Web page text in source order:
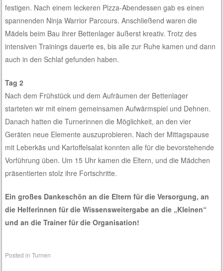
festigen. Nach einem leckeren Pizza-Abendessen gab es einen
spannenden Ninja Warrior Parcours. Anschließend waren die
Mädels beim Bau ihrer Bettenlager äußerst kreativ. Trotz des
intensiven Trainings dauerte es, bis alle zur Ruhe kamen und dann
auch in den Schlaf gefunden haben.
Tag 2
Nach dem Frühstück und dem Aufräumen der Bettenlager
starteten wir mit einem gemeinsamen Aufwärmspiel und Dehnen.
Danach hatten die Turnerinnen die Möglichkeit, an den vier
Geräten neue Elemente auszuprobieren. Nach der Mittagspause
mit Leberkäs und Kartoffelsalat konnten alle für die bevorstehende
Vorführung üben. Um 15 Uhr kamen die Eltern, und die Mädchen
präsentierten stolz ihre Fortschritte.
Ein großes Dankeschön an die Eltern für die Versorgung, an
die Helferinnen für die Wissensweitergabe an die „Kleinen“
und an die Trainer für die Organisation!
Posted inTurnen